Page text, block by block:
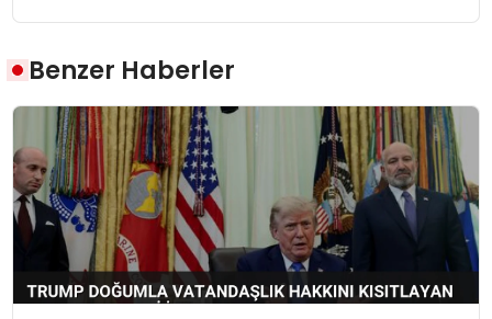
Benzer Haberler